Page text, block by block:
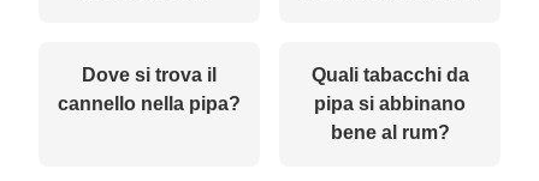
Dove si trova il
cannello nella pipa?
Quali tabacchi da
pipa si abbinano
bene al rum?